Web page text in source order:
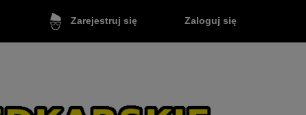
Zarejestruj się Zaloguj się